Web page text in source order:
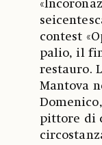
contest
palio, il
restauro.
Mantova
pittore di